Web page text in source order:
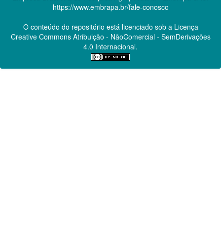
https://www.embrapa.br/fale-conosco
O conteúdo do repositório está licenciado sob a Licença
Creative CommonsAtribuição - NãoComercial - SemDerivações
4.0 Internacional.